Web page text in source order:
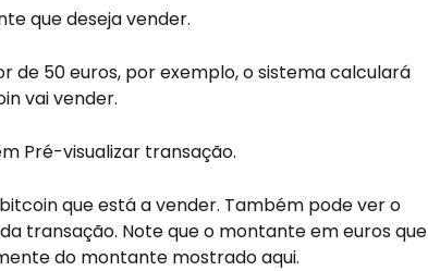
que deseja vender.
de 50 euros, por exemplo, o sistema calculará
vai vender.
Pré-visualizar transação.
que está a vender. Também pode ver o
transação. Note que o montante em euros que
do montante mostrado aqui.